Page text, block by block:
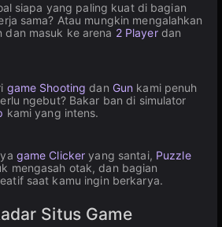
siapa yang paling kuat di bagian
sama? Atau mungkin mengalahkan
dan masuk ke arena 2 Playerdan
game Shooting dan Gun kami penuh
ngebut? Bakar ban di simulator
kami yang intens.
game Clicker yang santai, Puzzle
mengasah otak, dan bagian
saat kamu ingin berkarya.
Situs Game